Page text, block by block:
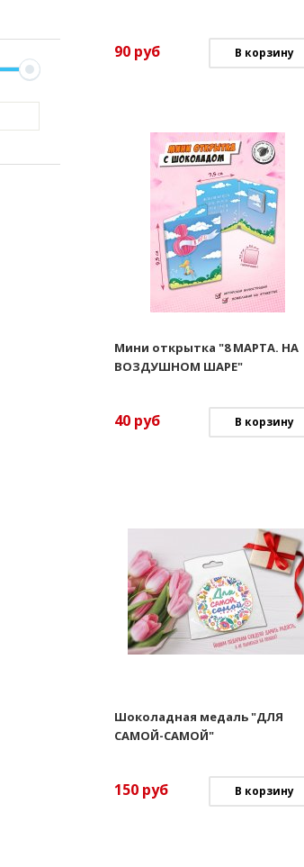
90 руб В корзину
Мини открытка "8 МАРТА. НА
ВОЗДУШНОМ ШАРЕ"
40 руб В корзину
Шоколадная медаль "ДЛЯ
САМОЙ-САМОЙ"
150 руб В корзину